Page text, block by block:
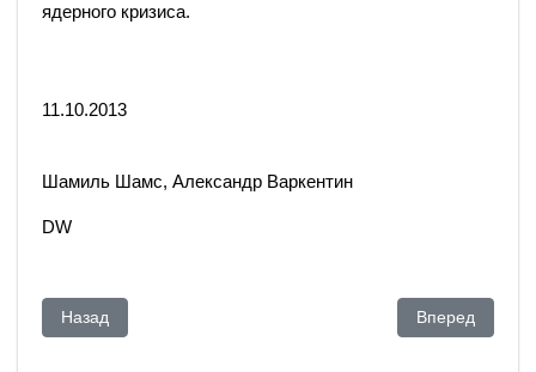
ядерного кризиса.
11.10.2013
Шамиль Шамс, Александр Варкентин
DW
Предыдущий: Аркадий Дубнов: Закрытие американской
Назад Следующий: В
Вперед